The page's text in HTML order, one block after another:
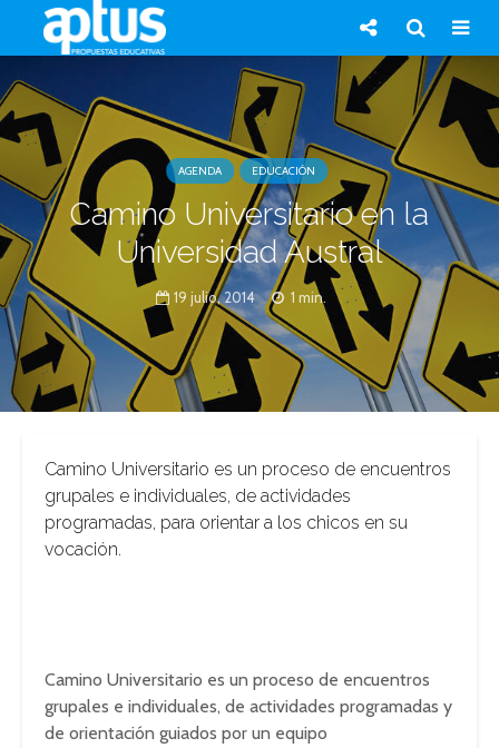
AGENDA EDUCACIÓN
Camino Universitario en la
Universidad Austral
19 julio, 2014 1 min.
Camino Universitario es un proceso de encuentros
grupales e individuales, de actividades
programadas, para orientar a los chicos en su
vocación.
Camino Universitario es un proceso de encuentros
grupales e individuales, de actividades programadas y
de orientación guiados por un equipo